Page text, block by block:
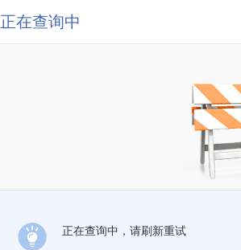
正在查询中
正在查询中，请刷新重试